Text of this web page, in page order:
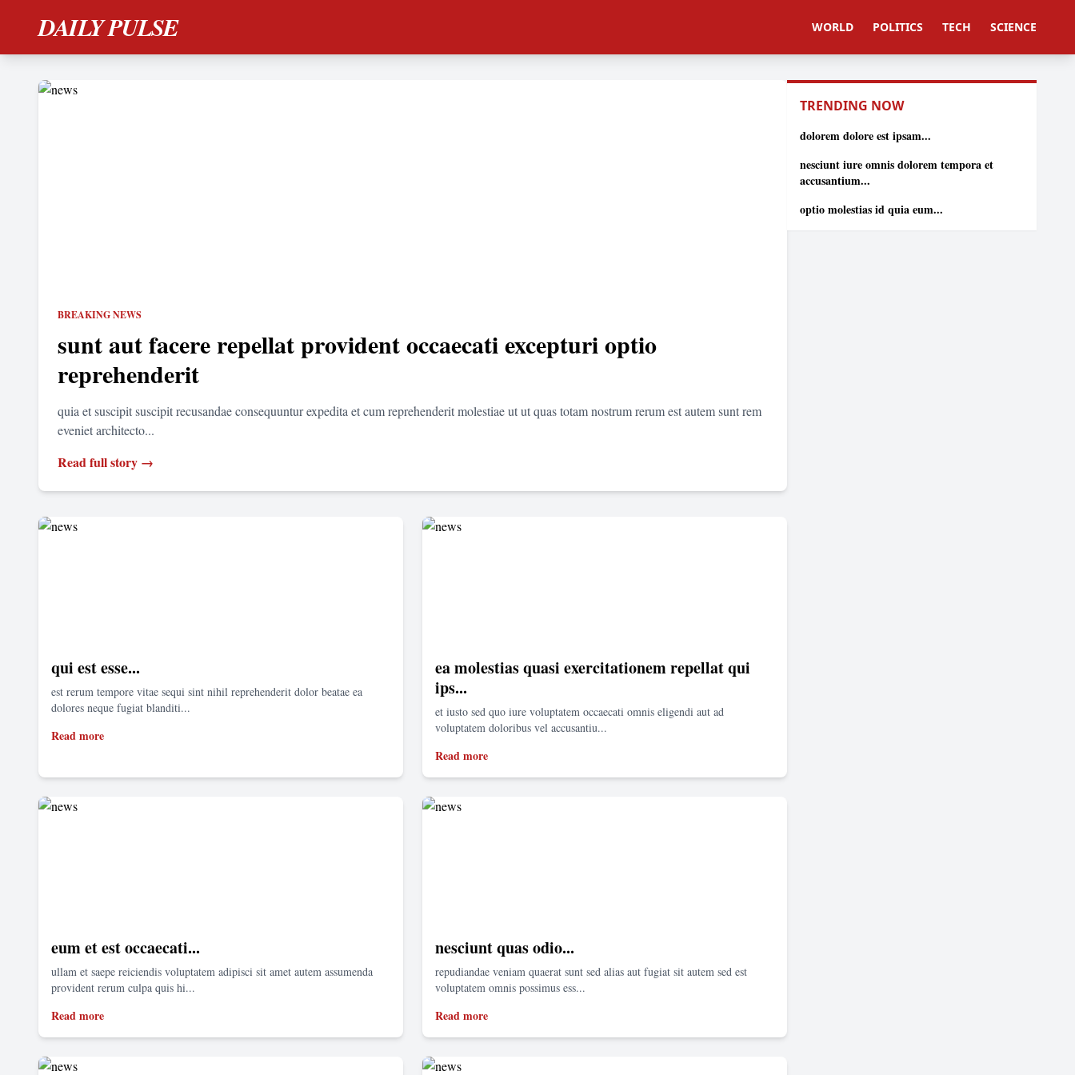
DAILY PULSE WORLD POLITICS TECH SCIENCE
BREAKING NEWS
sunt aut facere repellat provident occaecati excepturi optio
reprehenderit
quia et suscipit suscipit recusandae consequuntur expedita et cum reprehenderit molestiae ut ut quas totam nostrum rerum est autem sunt rem
eveniet architecto...
Read full story →
qui est esse...
est rerum tempore vitae sequi sint nihil reprehenderit dolor beatae ea
dolores neque fugiat blanditi...
Read more
ea molestias quasi exercitationem repellat qui
ips...
et iusto sed quo iure voluptatem occaecati omnis eligendi aut ad
voluptatem doloribus vel accusantiu...
Read more
eum et est occaecati...
ullam et saepe reiciendis voluptatem adipisci sit amet autem assumenda
provident rerum culpa quis hi...
Read more
nesciunt quas odio...
repudiandae veniam quaerat sunt sed alias aut fugiat sit autem sed est
voluptatem omnis possimus ess...
Read more
TRENDING NOW
dolorem dolore est ipsam...
nesciunt iure omnis dolorem tempora et
accusantium...
optio molestias id quia eum...